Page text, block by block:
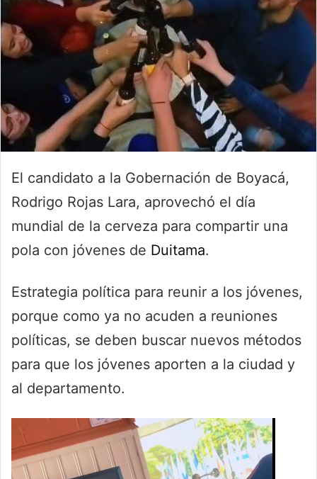
El candidato a la Gobernación de Boyacá,
Rodrigo Rojas Lara, aprovechó el día
mundial de la cerveza para compartir una
pola con jóvenes de Duitama.
Estrategia política para reunir a los jóvenes,
porque como ya no acuden a reuniones
políticas, se deben buscar nuevos métodos
para que los jóvenes aporten a la ciudad y
al departamento.